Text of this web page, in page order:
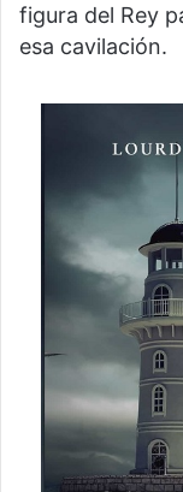
figura del Rey
esa cavilación.